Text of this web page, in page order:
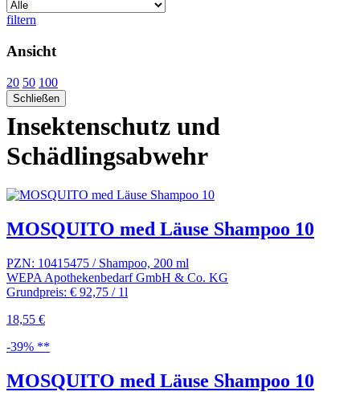
filtern
Ansicht
20 50 100
Schließen
Insektenschutz und
Schädlingsabwehr
MOSQUITO med Läuse Shampoo 10
PZN: 10415475 / Shampoo, 200 ml
WEPA Apothekenbedarf GmbH & Co. KG
Grundpreis: € 92,75 / 1l
18,55 €
-39% **
MOSQUITO med Läuse Shampoo 10